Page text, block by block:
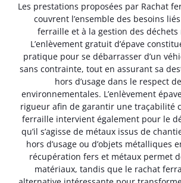
Les prestations proposées par Rachat
couvrent l’ensemble des besoins
ferraille et à la gestion des
L’enlèvement gratuit d’épave
pratique pour se débarrasser d’un
sans contrainte, tout en assurant sa
hors d’usage dans le respect
environnementales. L’enlèvement
rigueur afin de garantir une traçabilité
ferraille intervient également pour le
qu’il s’agisse de métaux issus de
hors d’usage ou d’objets métalliques
récupération fers et métaux permet
matériaux, tandis que le rachat